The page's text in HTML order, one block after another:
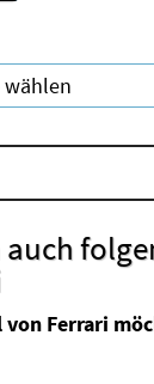
von Ferrari